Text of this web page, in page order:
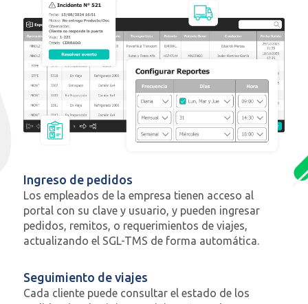
Ingreso de pedidos
Los empleados de la empresa tienen acceso al
portal con su clave y usuario, y pueden ingresar
pedidos, remitos, o requerimientos de viajes,
actualizando el SGL-TMS de forma automática.
Seguimiento de viajes
Cada cliente puede consultar el estado de los